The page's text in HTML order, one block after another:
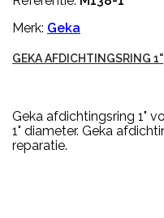
Merk: Geka
GEKA AFDICHTINGSRING 1"
Geka afdichtingsring 1"
1" diameter. Geka
reparatie.